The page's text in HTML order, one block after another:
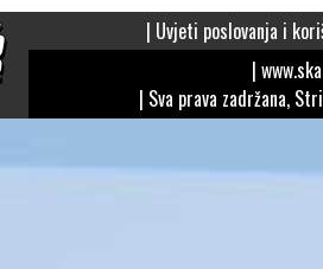
| Uvjeti poslovanja i
|
| Sva prava zadržana,